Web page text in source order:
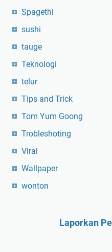
Spagethi
sushi
tauge
Teknologi
telur
Tips and Trick
Tom Yum Goong
Trobleshoting
Viral
Wallpaper
wonton
Laporkan